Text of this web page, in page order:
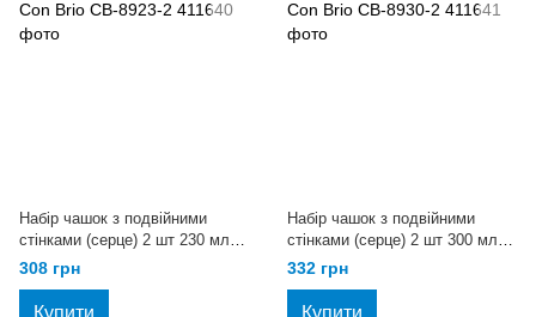
Набір чашок з подвійними
стінками (серце) 2 шт 230 мл
Con Brio CB-8923-2
308 грн
Купити
Набір чашок з подвійними
стінками (серце) 2 шт 300 мл
Con Brio CB-8930-2
332 грн
Купити